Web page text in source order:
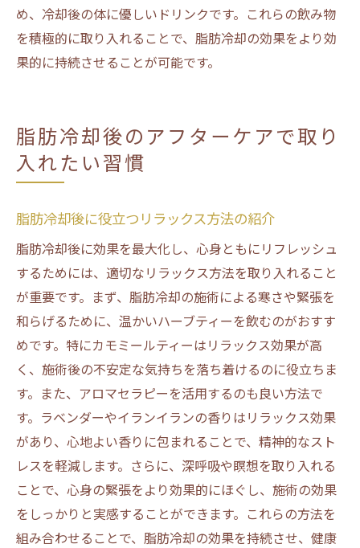
め、冷却後の体に優しいドリンクです。これらの飲み物
を積極的に取り入れることで、脂肪冷却の効果をより効
果的に持続させることが可能です。
脂肪冷却後のアフターケアで取り
入れたい習慣
脂肪冷却後に役立つリラックス方法の紹介
脂肪冷却後に効果を最大化し、心身ともにリフレッシュ
するためには、適切なリラックス方法を取り入れること
が重要です。まず、脂肪冷却の施術による寒さや緊張を
和らげるために、温かいハーブティーを飲むのがおすす
めです。特にカモミールティーはリラックス効果が高
く、施術後の不安定な気持ちを落ち着けるのに役立ちま
す。また、アロマセラピーを活用するのも良い方法で
す。ラベンダーやイランイランの香りはリラックス効果
があり、心地よい香りに包まれることで、精神的なスト
レスを軽減します。さらに、深呼吸や瞑想を取り入れる
ことで、心身の緊張をより効果的にほぐし、施術の効果
をしっかりと実感することができます。これらの方法を
組み合わせることで、脂肪冷却の効果を持続させ、健康